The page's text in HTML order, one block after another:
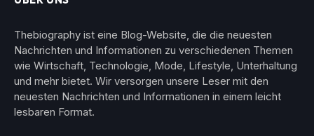
Thebiography ist eine Blog-Website, die die neuesten
Nachrichten und Informationen zu verschiedenen Themen
wie Wirtschaft, Technologie, Mode, Lifestyle, Unterhaltung
und mehr bietet. Wir versorgen unsere Leser mit den
neuesten Nachrichten und Informationen in einem leicht
lesbaren Format.